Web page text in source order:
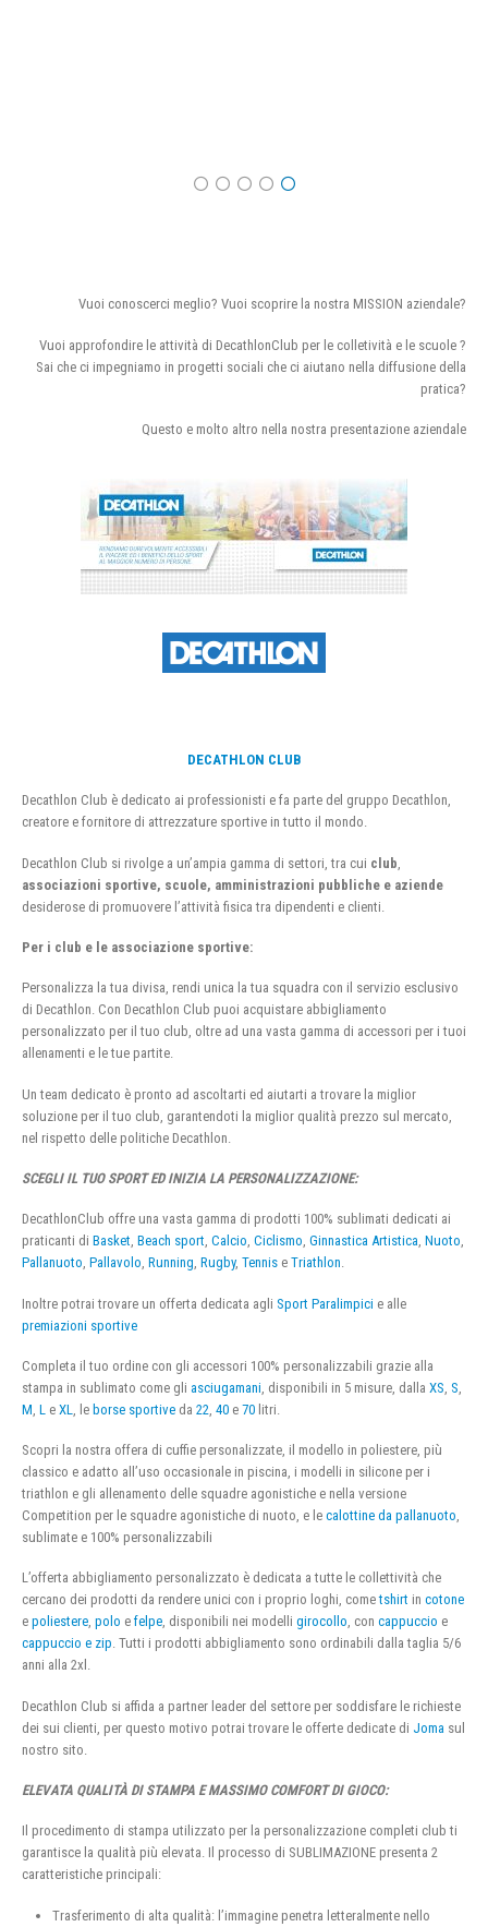
Vuoi conoscerci meglio? Vuoi scoprire la nostra MISSION aziendale?
Vuoi approfondire le attività di DecathlonClub per le colletività e le scuole ?
Sai che ci impegniamo in progetti sociali che ci aiutano nella diffusione della
pratica?
Questo e molto altro nella nostra presentazione aziendale
DECATHLON CLUB
Decathlon Club è dedicato ai professionisti e fa parte del gruppo Decathlon,
creatore e fornitore di attrezzature sportive in tutto il mondo.
Decathlon Club si rivolge a un’ampia gamma di settori, tra cui club
associazioni sportive, scuole, amministrazioni pubbliche e aziende
desiderose di promuovere l’attività fisica tra dipendenti e clienti.
Per i club e le associazione sportive:
Personalizza la tua divisa, rendi unica la tua squadra con il servizio esclusivo
di Decathlon. Con Decathlon Club puoi acquistare abbigliamento
personalizzato per il tuo club, oltre ad una vasta gamma di accessori per i tuoi
allenamenti e le tue partite.
Un team dedicato è pronto ad ascoltarti ed aiutarti a trovare la miglior
soluzione per il tuo club, garantendoti la miglior qualità prezzo sul mercato,
nel rispetto delle politiche Decathlon.
SCEGLI IL TUO SPORT ED INIZIA LA PERSONALIZZAZIONE:
DecathlonClub offre una vasta gamma di prodotti 100% sublimati dedicati ai
praticanti di Basket, Beach sport, Calcio, Ciclismo, Ginnastica Artistica, Nuoto,
Pallanuoto, Pallavolo, Running, Rugby, Tennis e Triathlon.
Inoltre potrai trovare un offerta dedicata agli Sport Paralimpici e alle
premiazioni sportive
Completa il tuo ordine con gli accessori 100% personalizzabili grazie alla
stampa in sublimato come gli asciugamani , disponibili in 5 misure, dalla XS S
M L e XL , le borse sportive da 22 40 e 70 litri.
Scopri la nostra offera di cuffie personalizzate, il modello in poliestere, più
classico e adatto all’uso occasionale in piscina, i modelli in silicone per i
triathlon e gli allenamento delle squadre agonistiche e nella versione
Competition per le squadre agonistiche di nuoto, e le calottine da pallanuoto,
sublimate e 100% personalizzabili
L’offerta abbigliamento personalizzato è dedicata a tutte le collettività che
cercano dei prodotti da rendere unici con i proprio loghi, cometshirt in cotone
e poliestere, polo e felpe, disponibili nei modelli girocollo, con cappuccio e
cappuccio e zip. Tutti i prodotti abbigliamento sono ordinabili dalla taglia 5/6
anni alla 2xl.
Decathlon Club si affida a partner leader del settore per soddisfare le richieste
dei sui clienti, per questo motivo potrai trovare le offerte dedicate di Joma sul
nostro sito.
ELEVATA QUALITÀ DI STAMPA E MASSIMO COMFORT DI GIOCO:
Il procedimento di stampa utilizzato per la personalizzazione completi club ti
garantisce la qualità più elevata. Il processo di SUBLIMAZIONE presenta 2
caratteristiche principali:
Trasferimento di alta qualità: l’immagine penetra letteralmente nello